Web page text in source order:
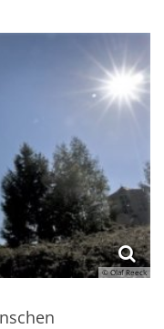
© Olaf Reeck